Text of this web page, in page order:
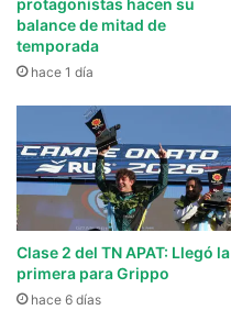
protagonistas hacen su
balance de mitad de
temporada
hace 1 día
Clase 2 del TN APAT: Llegó la
primera para Grippo
hace 6 días